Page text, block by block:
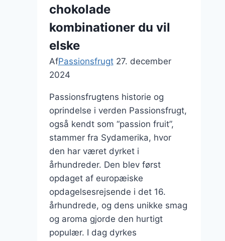
chokolade
kombinationer du vil
elske
AfPassionsfrugt 27. december
2024
Passionsfrugtens historie og
oprindelse i verden Passionsfrugt,
også kendt som “passion fruit”,
stammer fra Sydamerika, hvor
den har været dyrket i
århundreder. Den blev først
opdaget af europæiske
opdagelsesrejsende i det 16.
århundrede, og dens unikke smag
og aroma gjorde den hurtigt
populær. I dag dyrkes